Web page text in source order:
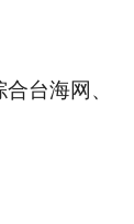
台海网、